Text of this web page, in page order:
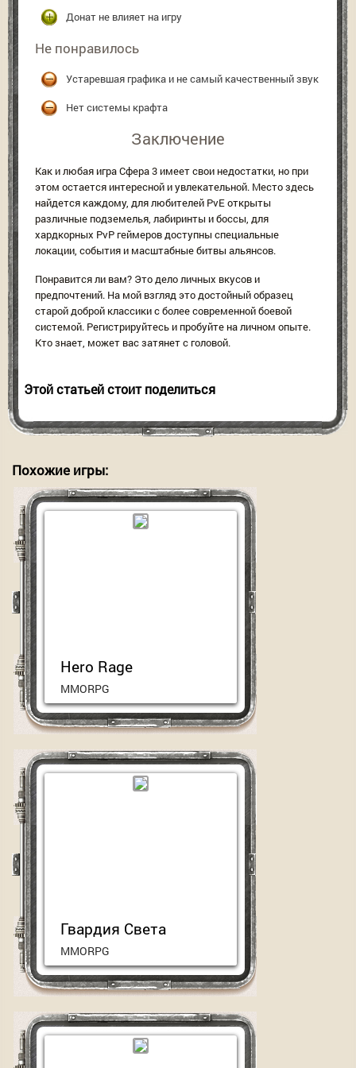
Донат не влияет на игру
Не понравилось
Устаревшая графика и не самый качественный звук
Нет системы крафта
Заключение
Как и любая игра Сфера 3 имеет свои недостатки, но при
этом остается интересной и увлекательной. Место здесь
найдется каждому, для любителей PvE открыты
различные подземелья, лабиринты и боссы, для
хардкорных PvP геймеров доступны специальные
локации, события и масштабные битвы альянсов.
Понравится ли вам? Это дело личных вкусов и
предпочтений. На мой взгляд это достойный образец
старой доброй классики с более современной боевой
системой. Регистрируйтесь и пробуйте на личном опыте.
Кто знает, может вас затянет с головой.
Этой статьей стоит поделиться
Похожие игры:
Hero Rage
MMORPG
Атмосферная ролевая игра с
персонажами из вселенной
Warcraft
Гвардия Света
MMORPG
Браузерная MMORPG с
легальным ботом для
быстрой прокачки персонажа,
завернутая в обертку фэнтези